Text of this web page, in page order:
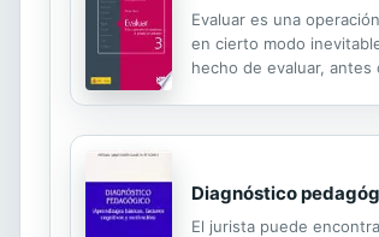
Evaluar es una
en cierto modo
hecho de evaluar,
Diagnóstico
El jurista puede